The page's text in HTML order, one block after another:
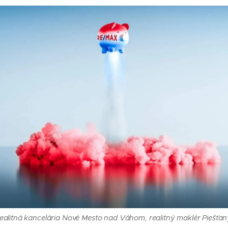
kancelária Nové Mesto nad Váhom, realitný maklér